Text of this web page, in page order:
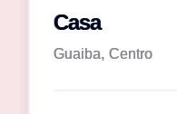
Casa
Guaiba, Centro